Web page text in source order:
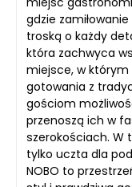
gdzie
troską o każdy
która zachwyca
miejsce, w którym
gotowania z
gościom
przenoszą ich w
szerokościach. W
tylko uczta dla
NOBO to